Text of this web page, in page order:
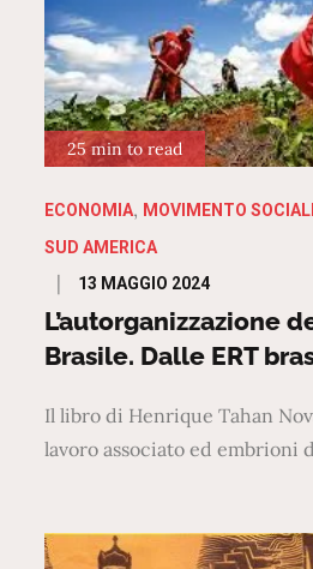
25 min to read
ECONOMIA MOVIMENTO
SUD AMERICA
Posted
on
13 MAGGIO 2024
L’autorganizzazione
Brasile. Dalle ERT
Il libro di Henrique Tahan
lavoro associato ed embrioni